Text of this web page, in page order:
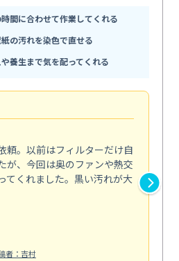
間に合わせて作業してくれる
の汚れを染色で直せる
養生まで気を配ってくれる
頼。以前はフィルターだけ自
が、今回は奥のファンや熱交
てくれました。黒い汚れが大
者：吉村